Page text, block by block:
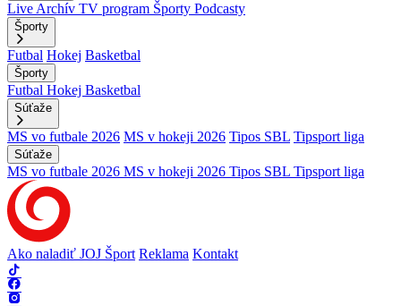
Live Archív TV program Športy Podcasty
Športy
Futbal Hokej Basketbal
Športy
Futbal Hokej Basketbal
Súťaže
MS vo futbale 2026 MS v hokeji 2026 Tipos SBL Tipsport liga
Súťaže
MS vo futbale 2026 MS v hokeji 2026 Tipos SBL Tipsport liga
Ako naladiť JOJ Šport Reklama Kontakt